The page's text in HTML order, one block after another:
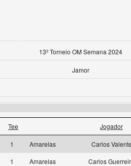
13º Torneio OM Semana 2024
Jamor
Tee Jogador
1 Amarelas
Carlos
1 Amarelas
Carlos